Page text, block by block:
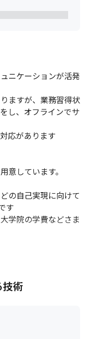
ニケーションが活発
ますが、業務習得状
し、オフラインでサ
応があります
意しています。
の自己実現に向けて
す
学院の学費などさま
センティブを支給
技術